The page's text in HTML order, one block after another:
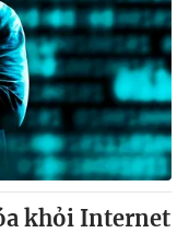
khỏi Internet